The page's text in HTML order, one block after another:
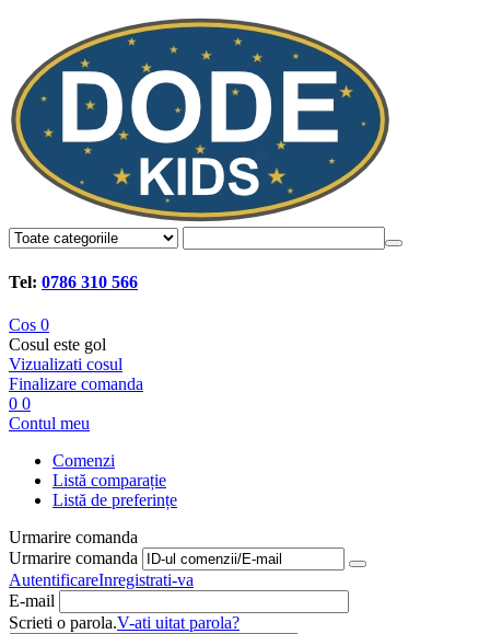
Tel: 0786 310 566
Cos 0
Cosul este gol
Vizualizati cosul
Finalizare comanda
0 0
Contul meu
Comenzi
Listă comparație
Listă de preferințe
Urmarire comanda
Urmarire comanda
AutentificareInregistrati-va
E-mail
Scrieti o parola.V-ati uitat parola?